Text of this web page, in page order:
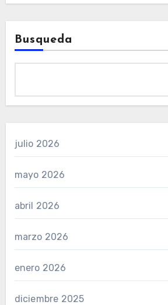
Busqueda
julio 2026
mayo 2026
abril 2026
marzo 2026
enero 2026
diciembre 2025